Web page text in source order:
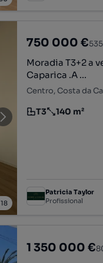
18
750 000 €
Moradia T3+2 a
Caparica .A ...
Centro, Costa da
Tipologia
T3
Preço por metro
140 m²
Patricia Taylor
Profissional
1 350 000 €